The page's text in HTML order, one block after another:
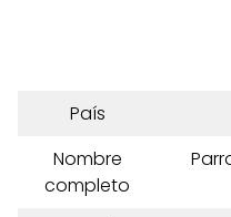
País
Nombre
completo